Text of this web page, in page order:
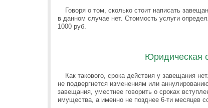
Говоря о том, сколько стоит написать
в данном случае нет. Стоимость услуги
1000 руб.
Юридическая
Как такового, срока действия у завещания
не подвергнется изменениям или
завещания, уместнее говорить о сроках
имущества, а именно не позднее 6-ти месяцев